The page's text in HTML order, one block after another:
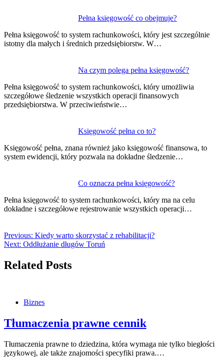
Pełna księgowość co obejmuje?
Pełna księgowość to system rachunkowości, który jest szczególnie
istotny dla małych i średnich przedsiębiorstw. W…
Na czym polega pełna księgowość?
Pełna księgowość to system rachunkowości, który umożliwia
szczegółowe śledzenie wszystkich operacji finansowych
przedsiębiorstwa. W przeciwieństwie…
Księgowość pełna co to?
Księgowość pełna, znana również jako księgowość finansowa, to
system ewidencji, który pozwala na dokładne śledzenie…
Co oznacza pełna księgowość?
Pełna księgowość to system rachunkowości, który ma na celu
dokładne i szczegółowe rejestrowanie wszystkich operacji…
Previous: Kiedy warto skorzystać z rehabilitacji?
Next: Oddłużanie długów Toruń
Related Posts
Biznes
Tłumaczenia prawne cennik
Tłumaczenia prawne to dziedzina, która wymaga nie tylko biegłości
językowej, ale także znajomości specyfiki prawa.…